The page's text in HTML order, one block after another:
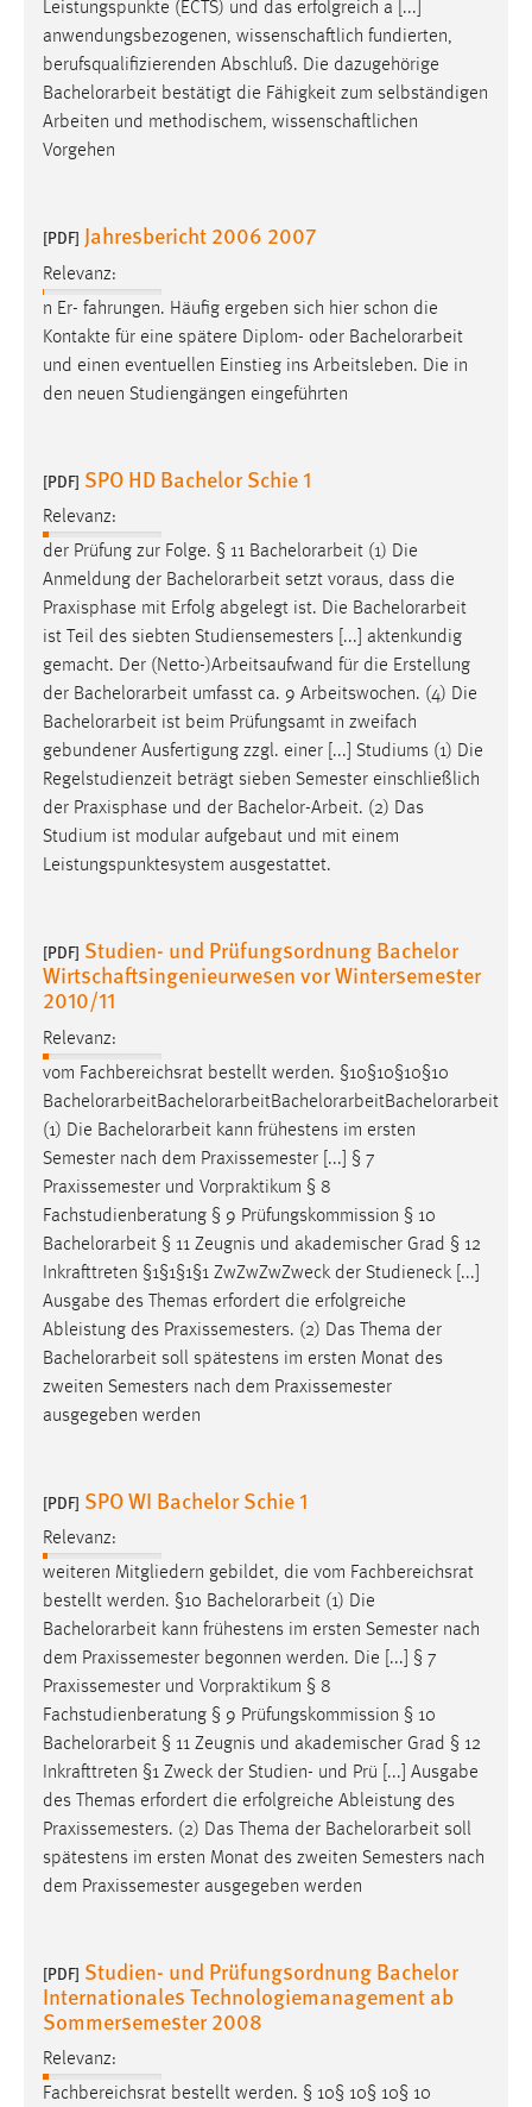
Leistungspunkte (ECTS) und das erfolgreich a [...]
anwendungsbezogenen, wissenschaftlich fundierten,
berufsqualifizierenden Abschluß. Die dazugehörige
Bachelorarbeit bestätigt die Fähigkeit zum selbständigen
Arbeiten und methodischem, wissenschaftlichen
Vorgehen
[PDF] Jahresbericht 2006 2007
Relevanz:
n Er- fahrungen. Häufig ergeben sich hier schon die
Kontakte für eine spätere Diplom- oder Bachelorarbeit
und einen eventuellen Einstieg ins Arbeitsleben. Die in
den neuen Studiengängen eingeführten
[PDF] SPO HD Bachelor Schie 1
Relevanz:
der Prüfung zur Folge. § 11 Bachelorarbeit (1) Die
Anmeldung der Bachelorarbeit setzt voraus, dass die
Praxisphase mit Erfolg abgelegt ist. Die Bachelorarbeit
ist Teil des siebten Studiensemesters [...] aktenkundig
gemacht. Der (Netto-)Arbeitsaufwand für die Erstellung
der Bachelorarbeit umfasst ca. 9 Arbeitswochen. (4) Die
Bachelorarbeit ist beim Prüfungsamt in zweifach
gebundener Ausfertigung zzgl. einer [...] Studiums (1) Die
Regelstudienzeit beträgt sieben Semester einschließlich
der Praxisphase und der Bachelor-Arbeit. (2) Das
Studium ist modular aufgebaut und mit einem
Leistungspunktesystem ausgestattet.
[PDF] Studien- und Prüfungsordnung Bachelor
Wirtschaftsingenieurwesen vor Wintersemester
2010/11
Relevanz:
vom Fachbereichsrat bestellt werden. §10§10§10§10
BachelorarbeitBachelorarbeitBachelorarbeitBachelorarbeit
(1) Die Bachelorarbeit kann frühestens im ersten
Semester nach dem Praxissemester [...] § 7
Praxissemester und Vorpraktikum § 8
Fachstudienberatung § 9 Prüfungskommission § 10
Bachelorarbeit § 11 Zeugnis und akademischer Grad § 12
Inkrafttreten §1§1§1§1 ZwZwZwZweck der Studieneck [...]
Ausgabe des Themas erfordert die erfolgreiche
Ableistung des Praxissemesters. (2) Das Thema der
Bachelorarbeit soll spätestens im ersten Monat des
zweiten Semesters nach dem Praxissemester
ausgegeben werden
[PDF] SPO WI Bachelor Schie 1
Relevanz:
weiteren Mitgliedern gebildet, die vom Fachbereichsrat
bestellt werden. §10 Bachelorarbeit (1) Die
Bachelorarbeit kann frühestens im ersten Semester nach
dem Praxissemester begonnen werden. Die [...] § 7
Praxissemester und Vorpraktikum § 8
Fachstudienberatung § 9 Prüfungskommission § 10
Bachelorarbeit § 11 Zeugnis und akademischer Grad § 12
Inkrafttreten §1 Zweck der Studien- und Prü [...] Ausgabe
des Themas erfordert die erfolgreiche Ableistung des
Praxissemesters. (2) Das Thema der Bachelorarbeit soll
spätestens im ersten Monat des zweiten Semesters nach
dem Praxissemester ausgegeben werden
[PDF] Studien- und Prüfungsordnung Bachelor
Internationales Technologiemanagement ab
Sommersemester 2008
Relevanz:
Fachbereichsrat bestellt werden. § 10§ 10§ 10§ 10
Conversion-Tracking
Cookie Laufzeit:
3 Monate
Facebook Pixel
_fbp
Anbieter:
Facebook
Zweck:
EXTERNE MEDIEN
Um Inhalte von Videoplattformen und Social Media
Plattformen anzeigen zu können, werden von diesen
externen Medien Cookies gesetzt.
YouTube
Vimeo